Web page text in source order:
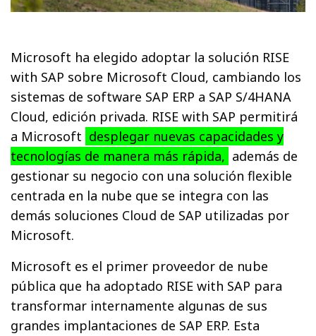
Microsoft ha elegido adoptar la solución RISE
with SAP sobre Microsoft Cloud, cambiando los
sistemas de software SAP ERP a SAP S/4HANA
Cloud, edición privada. RISE with SAP permitirá
a Microsoft desplegar nuevas capacidades y
tecnologías de manera más rápida, además de
gestionar su negocio con una solución flexible
centrada en la nube que se integra con las
demás soluciones Cloud de SAP utilizadas por
Microsoft.
Microsoft es el primer proveedor de nube
pública que ha adoptado RISE with SAP para
transformar internamente algunas de sus
grandes implantaciones de SAP ERP. Esta